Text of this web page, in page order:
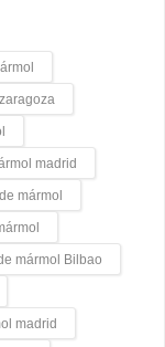
madrid
mármol
mármol Bilbao
madrid